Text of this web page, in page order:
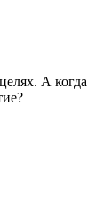
А когда